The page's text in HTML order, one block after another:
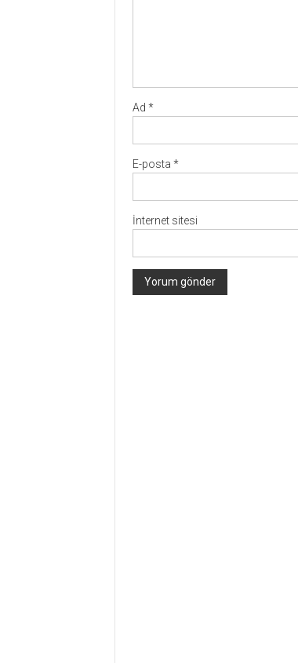
Ad *
E-posta *
İnternet sitesi